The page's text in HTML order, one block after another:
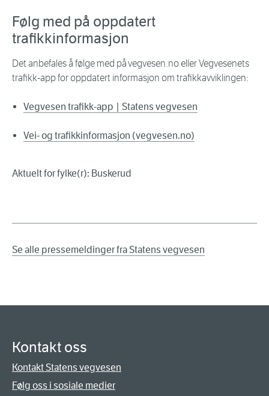
Følg med på oppdatert
trafikkinformasjon
Det anbefales å følge med på vegvesen.no eller Vegvesenets
trafikk-app for oppdatert informasjon om trafikkavviklingen:
Vegvesen trafikk-app | Statens vegvesen
Vei- og trafikkinformasjon (vegvesen.no)
Aktuelt for fylke(r): Buskerud
Se alle pressemeldinger fra Statens vegvesen
Kontakt oss
Kontakt Statens vegvesen
Følg oss i sosiale medier